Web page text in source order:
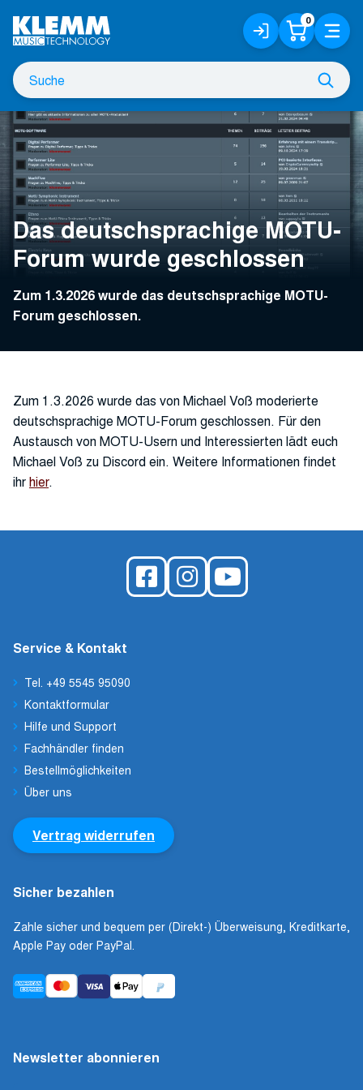
Hauptinhalt
Suche
nach
Anmelden
/
Registrieren
0 Menü
Das deutschsprachige MOTU-
Forum wurde geschlossen
Zum 1.3.2026 wurde das deutschsprachige MOTU-
Forum geschlossen.
Zum 1.3.2026 wurde das von Michael Voß moderierte
deutschsprachige MOTU-Forum geschlossen. Für den
Austausch von MOTU-Usern und Interessierten lädt euch
Michael Voß zu Discord ein. Weitere Informationen findet
ihrhier.
Service & Kontakt
Tel. +49 5545 95090
Kontaktformular
Hilfe und Support
Fachhändler finden
Bestellmöglichkeiten
Über uns
Vertrag widerrufen
Sicher bezahlen
Zahle sicher und bequem per (Direkt-) Überweisung, Kreditkarte,
Apple Pay oder PayPal.
Newsletter abonnieren